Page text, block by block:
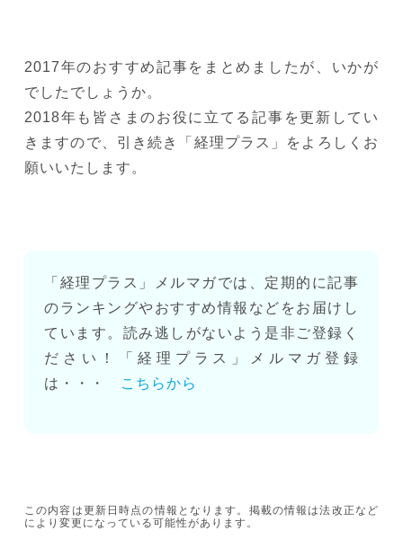
2017年のおすすめ記事をまとめましたが、いかが
でしたでしょうか。
2018年も皆さまのお役に立てる記事を更新してい
きますので、引き続き「経理プラス」をよろしくお
願いいたします。
「経理プラス」メルマガでは、定期的に記事
のランキングやおすすめ情報などをお届けし
ています。読み逃しがないよう是非ご登録く
ださい！「経理プラス」メルマガ登録
は・・・
こちらから
この内容は更新日時点の情報となります。掲載の情報は法改正など
により変更になっている可能性があります。